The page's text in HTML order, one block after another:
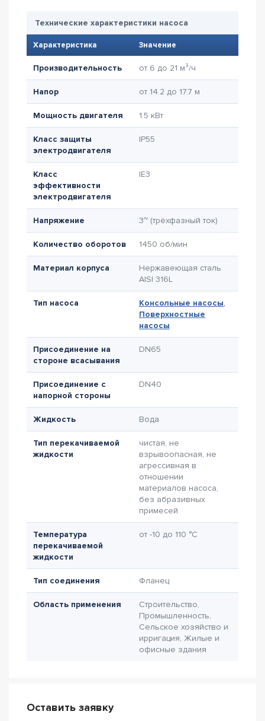
Технические характеристики насоса
Характеристика Значение
Производительность от 6 до 21 м³/ч
Напор от 14.2 до 17.7 м
Мощность двигателя 1.5 кВт
Класс защиты
электродвигателя
IP55
Класс
эффективности
электродвигателя
IE3
Напряжение 3~ (трёхфазный ток)
Количество оборотов 1450 об/мин
Материал корпуса
Нержавеющая сталь
AISI 316L
Тип насоса Консольные насосы,
Поверхностные
насосы
Присоединение на
стороне всасывания
DN65
Присоединение с
напорной стороны
DN40
Жидкость Вода
Тип перекачиваемой
жидкости
чистая, не
взрывоопасная, не
агрессивная в
отношении
материалов насоса,
без абразивных
примесей
Температура
перекачиваемой
жидкости
от -10 до 110 °C
Тип соединения Фланец
Область применения
Строительство,
Промышленность,
Сельское хозяйство и
ирригация, Жилые и
офисные здания
Оставить заявку